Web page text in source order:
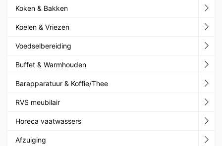
Koken & Bakken
Koelen & Vriezen
Voedselbereiding
Buffet & Warmhouden
Barapparatuur & Koffie/Thee
RVS meubilair
Horeca vaatwassers
Afzuiging